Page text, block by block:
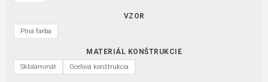
VZOR
Plná farba
MATERIÁL KONŠTRUKCIE
Sklolaminát Oceľová konštrukcia